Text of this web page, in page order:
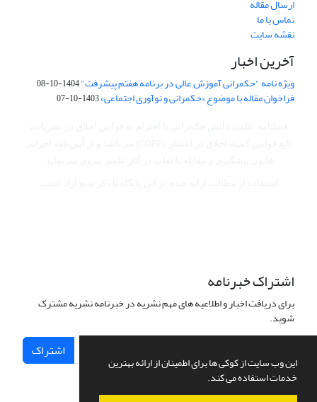
این وب سایت از کوکی ها برای اطمینان از ارائه بهترین
خدمات استفاده می کند.
ارسال مقاله
تماس با ما
نقشه سایت
آخرین اخبار
ویژه نامه "حکمرانی آموزش عالی در برنامه هفتم پیشرفت"1404-10-08
فراخوان مقاله با موضوع «حکمرانی و نوآوری اجتماعی»1403-10-07
اشتراک خبرنامه
برای دریافت اخبار و اطلاعیه های مهم نشریه در خبرنامه نشریه مشترک
شوید.
اشتراک